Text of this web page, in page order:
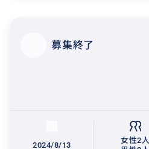
募集終了
2024/8/13
女性2人